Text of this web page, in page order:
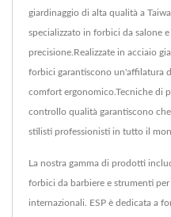
giardinaggio di alta qualità a
specializzato in forbici da salone
precisione.Realizzate in acciaio
forbici garantiscono un'affilatura
comfort ergonomico.Tecniche di
controllo qualità garantiscono
stilisti professionisti in tutto il
La nostra gamma di prodotti
forbici da barbiere e strumenti
internazionali. ESP è dedicata a